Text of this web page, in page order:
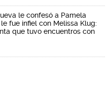
le confesó a Pamela
fue infiel con Melissa Klug:
que tuvo encuentros con